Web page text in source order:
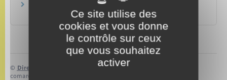
Chasser en toute sécurité
Ministère chargé de l'environnement
© Direction de l’information légale et administrative
comarquage developpé par
Ce site utilise des
cookies et vous donne
le contrôle sur ceux
que vous souhaitez
activer